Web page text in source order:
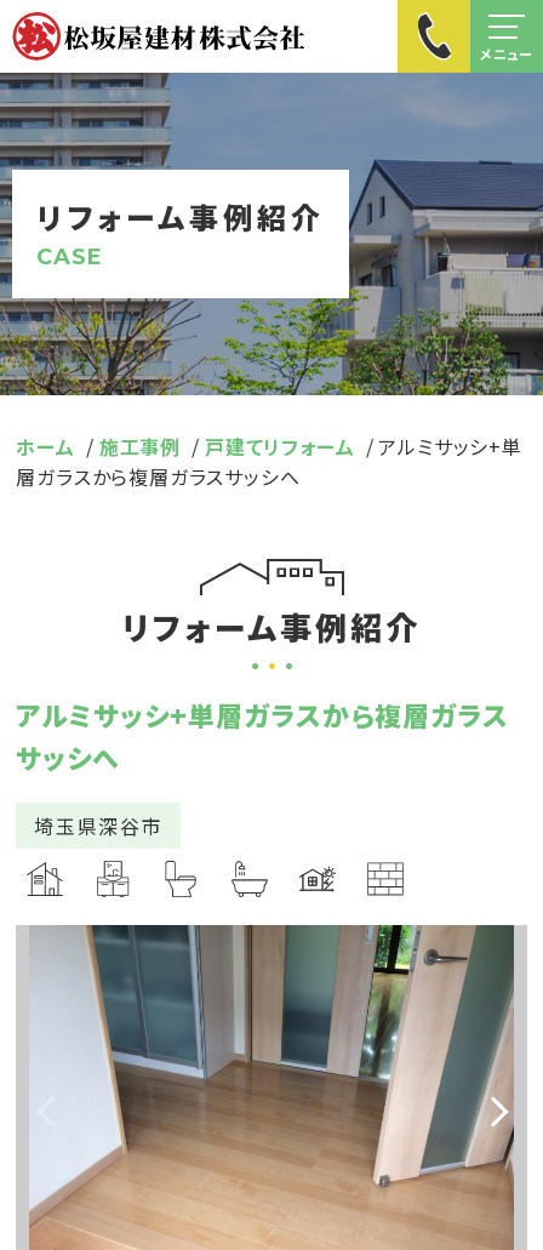
メニュー
リフォーム事例紹介
CASE
ホーム 施工事例 戸建てリフォーム
アルミサッシ+単
層ガラスから複層ガラスサッシへ
リフォーム事例紹介
アルミサッシ+単層ガラスから複層ガラス
サッシへ
埼玉県深谷市